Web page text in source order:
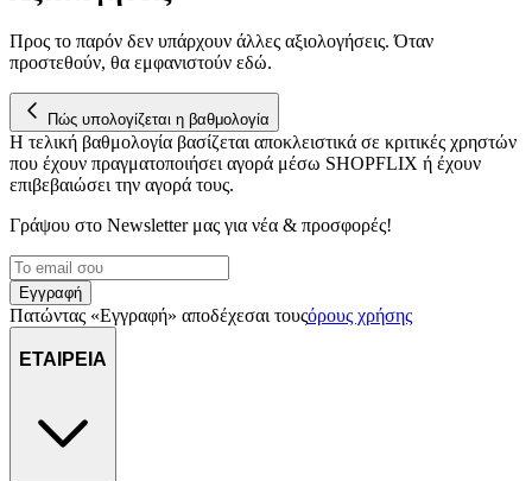
Προς το παρόν δεν υπάρχουν άλλες αξιολογήσεις. Όταν
προστεθούν, θα εμφανιστούν εδώ.
Πώς υπολογίζεται η βαθμολογία
Η τελική βαθμολογία βασίζεται αποκλειστικά σε κριτικές χρηστών
που έχουν πραγματοποιήσει αγορά μέσω SHOPFLIX ή έχουν
επιβεβαιώσει την αγορά τους.
Γράψου στο Νewsletter μας για νέα & προσφορές!
Εγγραφή
Πατώντας «Εγγραφή» αποδέχεσαι τουςόρους χρήσης
ΕΤΑΙΡΕΙΑ